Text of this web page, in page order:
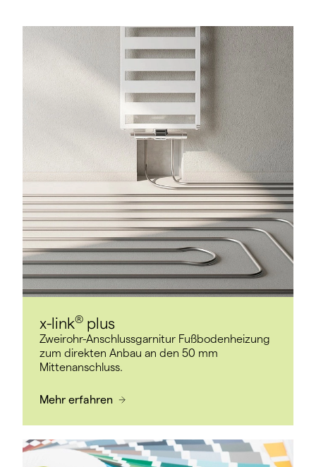
x-link® plus
Zweirohr-Anschlussgarnitur Fußbodenheizung
zum direkten Anbau an den 50 mm
Mittenanschluss.
Mehr erfahren